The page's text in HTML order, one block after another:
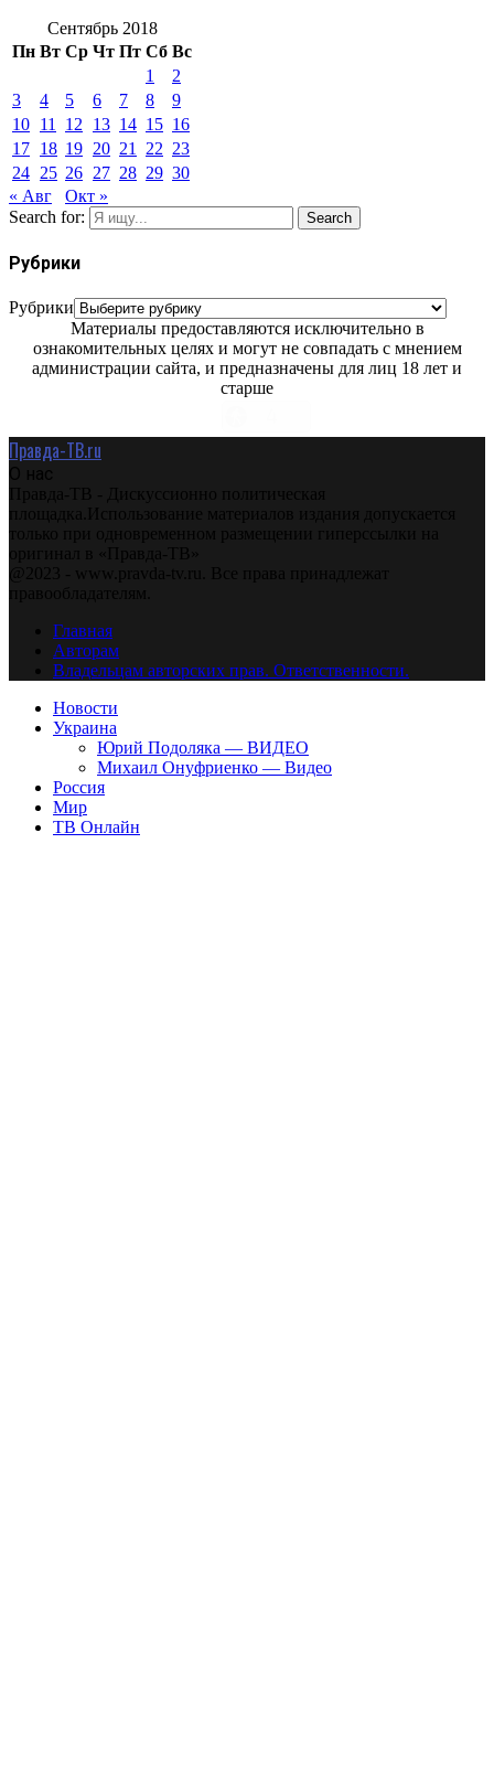
Сентябрь 2018
Пн Вт Ср Чт Пт Сб Вс
1
2
3
4 5 6 7 8
9
10 11 12 13 14 15 16
17 18 19 20 21 22 23
24 25 26 27 28 29 30
« Авг
Окт »
Search for:
Search
Рубрики
Рубрики
Материалы предоставляются исключительно в
ознакомительных целях и могут не совпадать с мнением
администрации сайта, и предназначены для лиц 18 лет и
старше
Правда-ТВ.ru
О нас
Правда-ТВ - Дискуссионно политическая
площадка.Использование материалов издания допускается
только при одновременном размещении гиперссылки на
оригинал в «Правда-ТВ»
@2023 - www.pravda-tv.ru. Все права принадлежат
правообладателям.
Главная
Авторам
Владельцам авторских прав. Ответственности.
Новости
Украина
Юрий Подоляка — ВИДЕО
Михаил Онуфриенко — Видео
Россия
Мир
ТВ Онлайн